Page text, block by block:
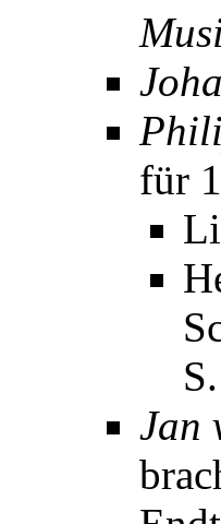
für
Jan